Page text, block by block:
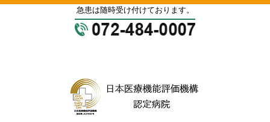
急患は随時受け付けております。